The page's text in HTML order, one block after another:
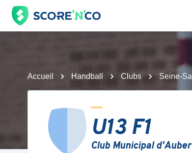
Accueil Handball Clubs Seine-
U13 F1
Club Municipal